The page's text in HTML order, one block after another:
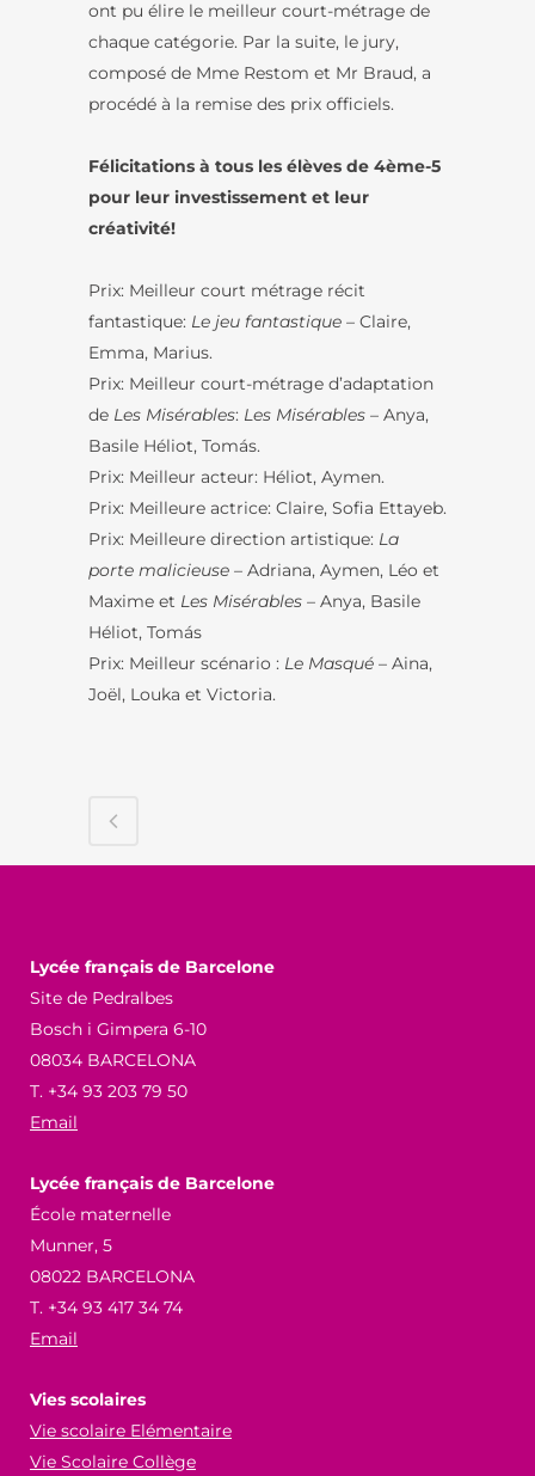
ont pu élire le meilleur court-métrage de
chaque catégorie. Par la suite, le jury,
composé de Mme Restom et Mr Braud, a
procédé à la remise des prix officiels.
Félicitations à tous les élèves de 4ème-5
pour leur investissement et leur
créativité!
Prix: Meilleur court métrage récit
fantastique: Le jeu fantastique – Claire,
Emma, Marius.
Prix: Meilleur court-métrage d’adaptation
de Les Misérables: Les Misérables – Anya,
Basile Héliot, Tomás.
Prix: Meilleur acteur: Héliot, Aymen.
Prix: Meilleure actrice: Claire, Sofia Ettayeb.
Prix: Meilleure direction artistique: La
porte malicieuse – Adriana, Aymen, Léo et
Maxime et Les Misérables – Anya, Basile
Héliot, Tomás
Prix: Meilleur scénario : Le Masqué – Aina,
Joël, Louka et Victoria.
Lycée français de Barcelone
Site de Pedralbes
Bosch i Gimpera 6-10
08034 BARCELONA
T. +34 93 203 79 50
Email
Lycée français de Barcelone
École maternelle
Munner, 5
08022 BARCELONA
T. +34 93 417 34 74
Email
Vies scolaires
Vie scolaire Elémentaire
Vie Scolaire Collège